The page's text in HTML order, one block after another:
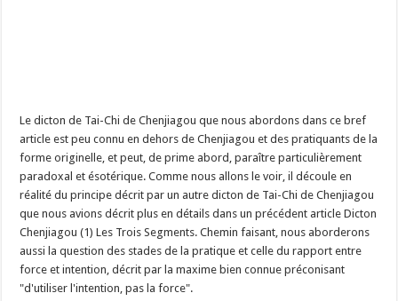
Le dicton de Tai-Chi de Chenjiagou que nous abordons dans ce bref
article est peu connu en dehors de Chenjiagou et des pratiquants de la
forme originelle, et peut, de prime abord, paraître particulièrement
paradoxal et ésotérique. Comme nous allons le voir, il découle en
réalité du principe décrit par un autre dicton de Tai-Chi de Chenjiagou
que nous avions décrit plus en détails dans un précédent article Dicton
Chenjiagou (1) Les Trois Segments. Chemin faisant, nous aborderons
aussi la question des stades de la pratique et celle du rapport entre
force et intention, décrit par la maxime bien connue préconisant
"d'utiliser l'intention, pas la force".